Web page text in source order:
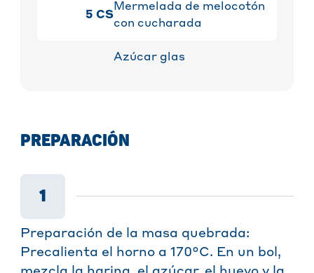
5 CS
Mermelada de melocotón
con cucharada
Azúcar glas
PREPARACIÓN
1
Preparación de la masa quebrada:
Precalienta el horno a 170°C. En un bol,